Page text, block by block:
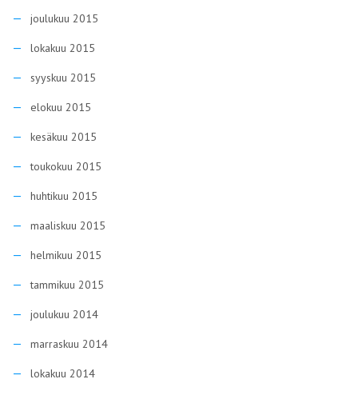
joulukuu 2015
lokakuu 2015
syyskuu 2015
elokuu 2015
kesäkuu 2015
toukokuu 2015
huhtikuu 2015
maaliskuu 2015
helmikuu 2015
tammikuu 2015
joulukuu 2014
marraskuu 2014
lokakuu 2014